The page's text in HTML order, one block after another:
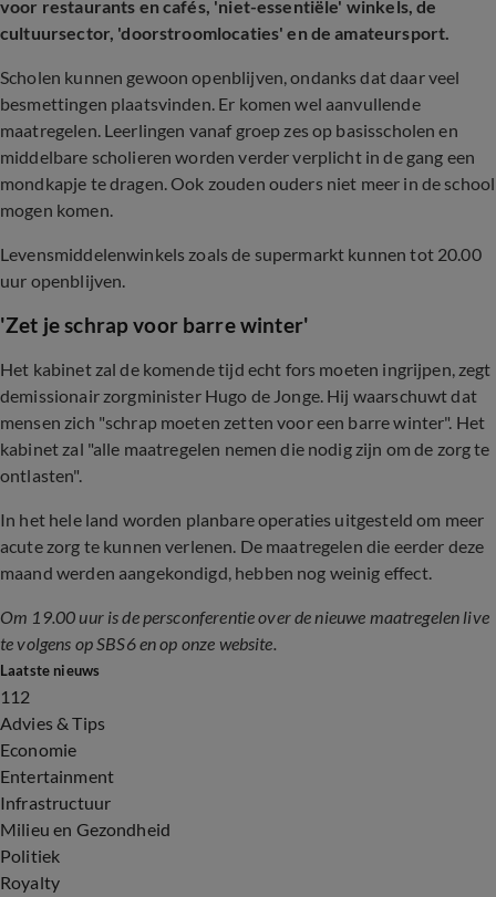
voor restaurants en cafés, 'niet-essentiële' winkels, de
cultuursector, 'doorstroomlocaties' en de amateursport.
Scholen kunnen gewoon openblijven, ondanks dat daar veel
besmettingen plaatsvinden. Er komen wel aanvullende
maatregelen. Leerlingen vanaf groep zes op basisscholen en
middelbare scholieren worden verder verplicht in de gang een
mondkapje te dragen. Ook zouden ouders niet meer in de school
mogen komen.
Levensmiddelenwinkels zoals de supermarkt kunnen tot 20.00
uur openblijven.
'Zet je schrap voor barre winter'
Het kabinet zal de komende tijd echt fors moeten ingrijpen, zegt
demissionair zorgminister Hugo de Jonge. Hij waarschuwt dat
mensen zich "schrap moeten zetten voor een barre winter". Het
kabinet zal "alle maatregelen nemen die nodig zijn om de zorg te
ontlasten".
In het hele land worden planbare operaties uitgesteld om meer
acute zorg te kunnen verlenen. De maatregelen die eerder deze
maand werden aangekondigd, hebben nog weinig effect.
Om 19.00 uur is de persconferentie over de nieuwe maatregelen live
te volgens op SBS6 en op onze website.
Laatste nieuws
112
Advies & Tips
Economie
Entertainment
Infrastructuur
Milieu en Gezondheid
Politiek
Royalty